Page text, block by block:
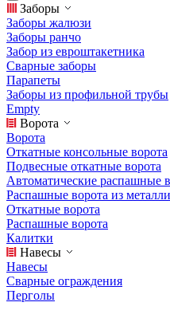
Заборы
Заборы жалюзи
Заборы ранчо
Забор из евроштакетника
Сварные заборы
Парапеты
Заборы из профильной трубы
Empty
Ворота
Ворота
Откатные консольные ворота
Подвесные откатные ворота
Автоматические распашные
Распашные ворота из
Откатные ворота
Распашные ворота
Калитки
Навесы
Навесы
Сварные ограждения
Перголы